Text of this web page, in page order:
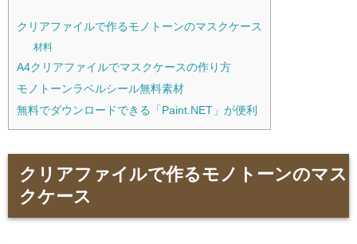
クリアファイルで作るモノトーンのマスクケース
材料
A4クリアファイルでマスクケースの作り方
モノトーンラベルシール無料素材
無料でダウンロードできる「Paint.NET」が便利
クリアファイルで作るモノトーンのマス
クケース